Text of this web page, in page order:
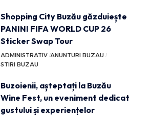
Shopping City Buzău găzduiește
PANINI FIFA WORLD CUP 26
Sticker Swap Tour
ADMINISTRATIV ANUNTURI BUZAU
STIRI BUZAU
Buzoienii, așteptați la Buzău
Wine Fest, un eveniment dedicat
gustului și experiențelor